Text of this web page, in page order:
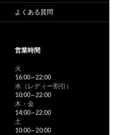
よくある質問
営業時間
火
16:00~ 22:00
水（レディー割引）
10:00~ 22:00
木・金
14:00~ 22:00
土
10:00~ 20:00